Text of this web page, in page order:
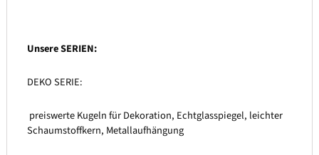
Unsere SERIEN:
DEKO SERIE:
preiswerte Kugeln für Dekoration, Echtglasspiegel, leichter
Schaumstoffkern, Metallaufhängung